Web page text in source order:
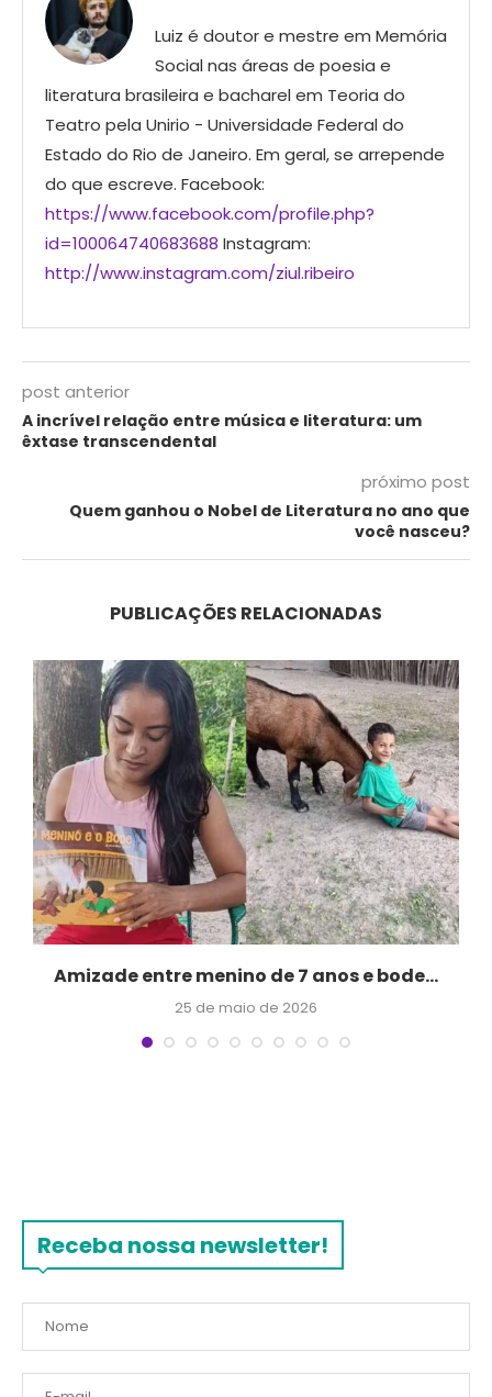
Luiz é doutor e mestre em Memória
Social nas áreas de poesia e
literatura brasileira e bacharel em Teoria do
Teatro pela Unirio - Universidade Federal do
Estado do Rio de Janeiro. Em geral, se arrepende
do que escreve. Facebook:
https://www.facebook.com/profile.php?
id=100064740683688 Instagram:
http://www.instagram.com/ziul.ribeiro
post anterior
A incrível relação entre música e literatura: um
êxtase transcendental
próximo post
Quem ganhou o Nobel de Literatura no ano que
você nasceu?
PUBLICAÇÕES RELACIONADAS
Amizade entre menino de 7 anos e bode...
25 de maio de 2026
Receba nossa newsletter!